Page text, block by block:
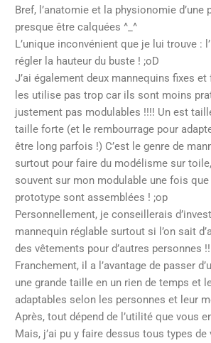
Bref, l’anatomie et la physionomie d’une
presque être calquées ^_^
L’unique inconvénient que je lui trouve :
régler la hauteur du buste ! ;oD
J’ai également deux mannequins fixes
les utilise pas trop car ils sont moins
justement pas modulables !!!! Un est
taille forte (et le rembourrage pour
être long parfois !) C’est le genre de
surtout pour faire du modélisme sur
souvent sur mon modulable une fois
prototype sont assemblées ! ;op
Personnellement, je conseillerais
mannequin réglable surtout si l’on sait
des vêtements pour d’autres personnes
Franchement, il a l’avantage de passer
une grande taille en un rien de temps et
adaptables selon les personnes et leur
Après, tout dépend de l’utilité que vous
Mais, j’ai pu y faire dessus tous types